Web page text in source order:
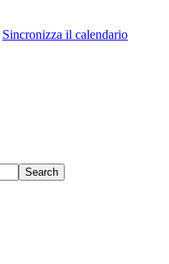
Sincronizza il calendario